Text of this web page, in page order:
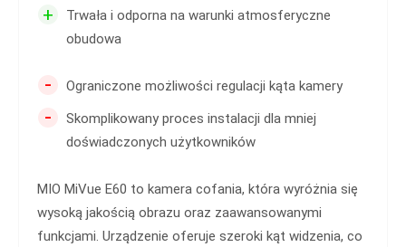
+
Trwała i odporna na warunki atmosferyczne
obudowa
- Ograniczone możliwości regulacji kąta kamery
-
Skomplikowany proces instalacji dla mniej
doświadczonych użytkowników
MIO MiVue E60 to kamera cofania, która wyróżnia się
wysoką jakością obrazu oraz zaawansowanymi
funkcjami. Urządzenie oferuje szeroki kąt widzenia, co